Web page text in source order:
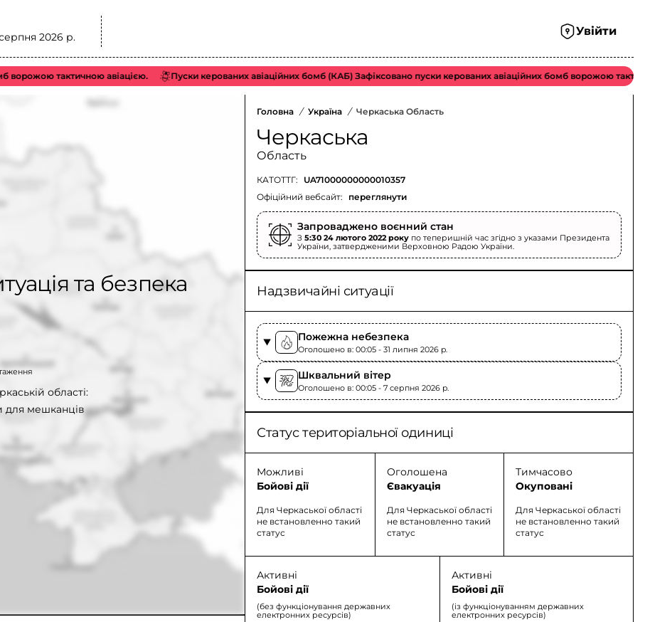
2026 р. Увійти
тактичною авіацією. Пуски керованих авіаційних бомб (КАБ) Зафіксовано пуски керованих авіаційних бомб ворожою тактичною
та безпека
області:
для мешканців
Головна / Україна / Черкаська Область
Черкаська
Область
КАТОТТГ:
UA71000000000010357
Офіційний вебсайт:
переглянути
Запроваджено воєнний стан
З5:30 24 лютого 2022 року по теперишній час згідно з указами Президента
України, затвердженими Верховною Радою України.
Надзвичайні ситуації
Пожежна небезпека
Оголошено в: 00:05 - 31 липня 2026 p.
Шквальний вітер
Оголошено в: 00:05 - 7 серпня 2026 p.
Статус територіальної одиниці
Можливі
Бойові дії
Для Черкаської області
не встановленно такий
статус
Оголошена
Євакуація
Для Черкаської області
не встановленно такий
статус
Тимчасово
Окуповані
Для Черкаської області
не встановленно такий
статус
Активні
Бойові дії
(без функціонування державних
електронних ресурсів)
Активні
Бойові дії
(із функціонуванням державних
електронних ресурсів)